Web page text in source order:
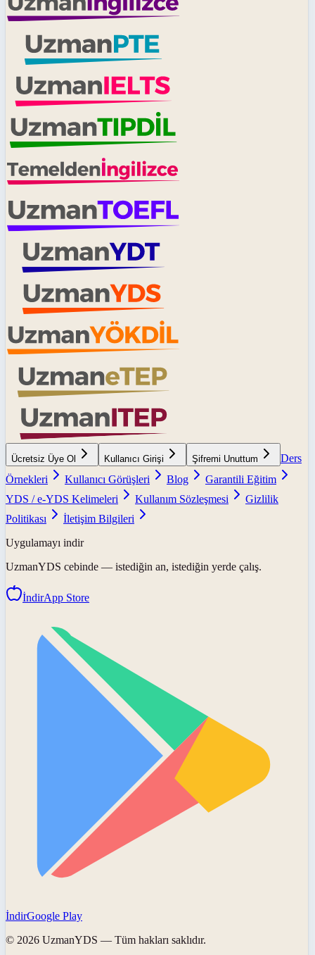
Ücretsiz Üye Ol Kullanıcı Girişi Şifremi Unuttum
Ders
Örnekleri
Kullanıcı Görüşleri Blog
Garantili Eğitim
YDS / e-YDS Kelimeleri
Kullanım Sözleşmesi
Gizlilik
Politikası
İletişim Bilgileri
Uygulamayı indir
UzmanYDS cebinde — istediğin an, istediğin yerde çalış.
İndirApp Store
İndirGoogle Play
© 2026 UzmanYDS — Tüm hakları saklıdır.